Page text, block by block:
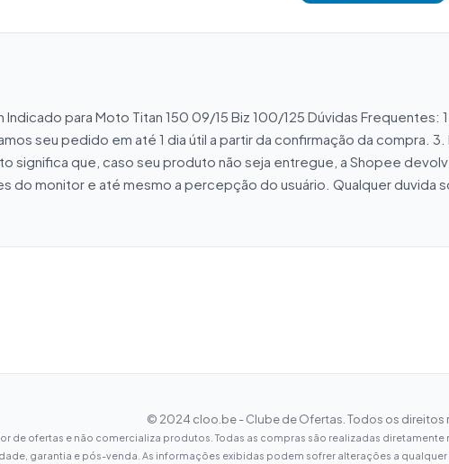
para Moto Titan 150 09/15 Biz 100/125 Dúvidas
seu pedido em até 1 dia útil a partir da confirmação da compra.
significa que, caso seu produto não seja entregue, a Shopee
do monitor e até mesmo a percepção do usuário. Qualquer duvida
© 2024 cloo.be - Clube de Ofertas. Todos os direitos
de ofertas e não comercializa produtos. Todas as compras são realizadas
garantia e pós-venda. As informações exibidas podem sofrer alterações a